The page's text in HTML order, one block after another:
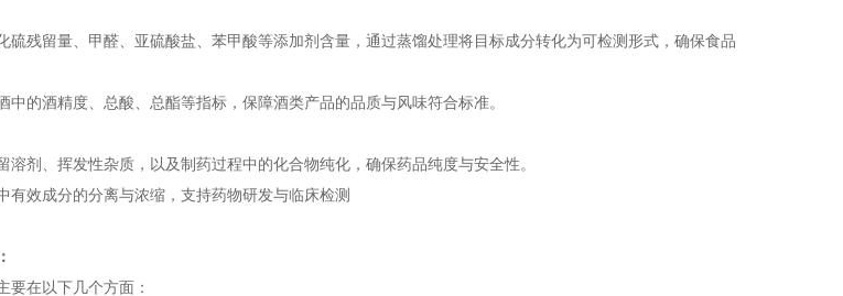
硫残留量、甲醛、亚硫酸盐、苯甲酸等添加剂含量，通过蒸馏处理将目标成分转化为可检测形式，确保食品
中的酒精度、总酸、总酯等指标，保障酒类产品的品质与风味符合标准。
溶剂、挥发性杂质，以及制药过程中的化合物纯化，确保药品纯度与安全性。
有效成分的分离与浓缩，支持药物研发与临床检测
要在以下几个方面：